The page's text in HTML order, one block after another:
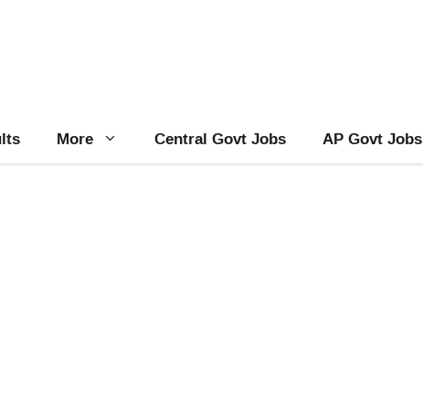
More Central Govt Jobs AP Govt Jobs